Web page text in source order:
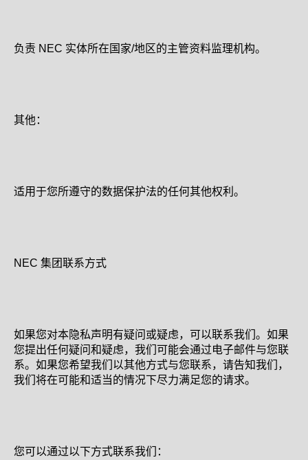
负责 NEC 实体所在国家/地区的主管资料监理机构。
其他：
适用于您所遵守的数据保护法的任何其他权利。
NEC 集团联系方式
如果您对本隐私声明有疑问或疑虑，可以联系我们。如果
您提出任何疑问和疑虑，我们可能会通过电子邮件与您联
系。如果您希望我们以其他方式与您联系，请告知我们，
我们将在可能和适当的情况下尽力满足您的请求。
您可以通过以下方式联系我们：